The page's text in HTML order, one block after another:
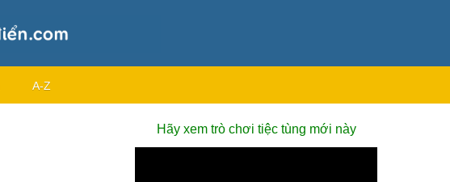
A-Z
Hãy xem trò chơi tiệc tùng mới này